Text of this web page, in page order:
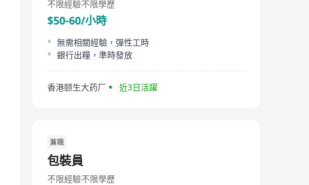
不限經驗不限學歷
$50-60/小時
無需相關經驗，彈性工時
銀行出糧，準時發放
香港颐生大药厂 近3日活躍
兼職
包裝員
不限經驗不限學歷